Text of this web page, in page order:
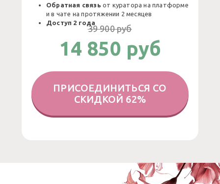
39 900 руб
14 850 руб
Обратная связь от куратора на платформе
и в чате на протяжении 2 месяцев
Доступ 2 года
ПРИСОЕДИНИТЬСЯ СО
СКИДКОЙ 62%